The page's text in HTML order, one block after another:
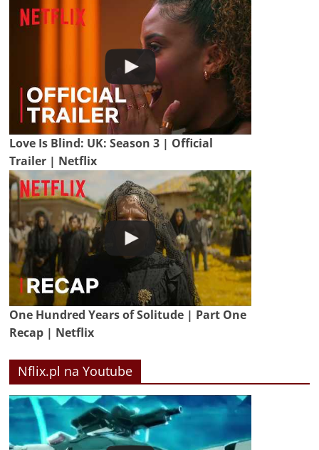
Love Is Blind: UK: Season 3 | Official
Trailer | Netflix
One Hundred Years of Solitude | Part One
Recap | Netflix
Nflix.pl na Youtube